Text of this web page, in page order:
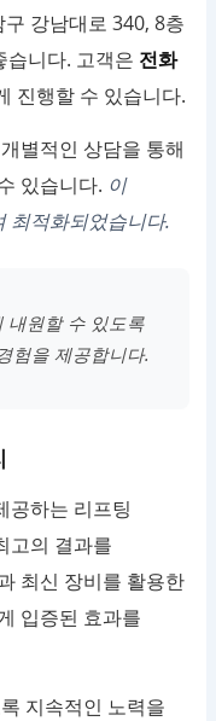
강남대로 340, 8층
습니다. 고객은 전화
진행할 수 있습니다.
별적인 상담을 통해
있습니다. 이
최적화되었습니다.
내원할 수 있도록
험을 제공합니다.
공하는 리프팅
고의 결과를
최신 장비를 활용한
입증된 효과를
지속적인 노력을